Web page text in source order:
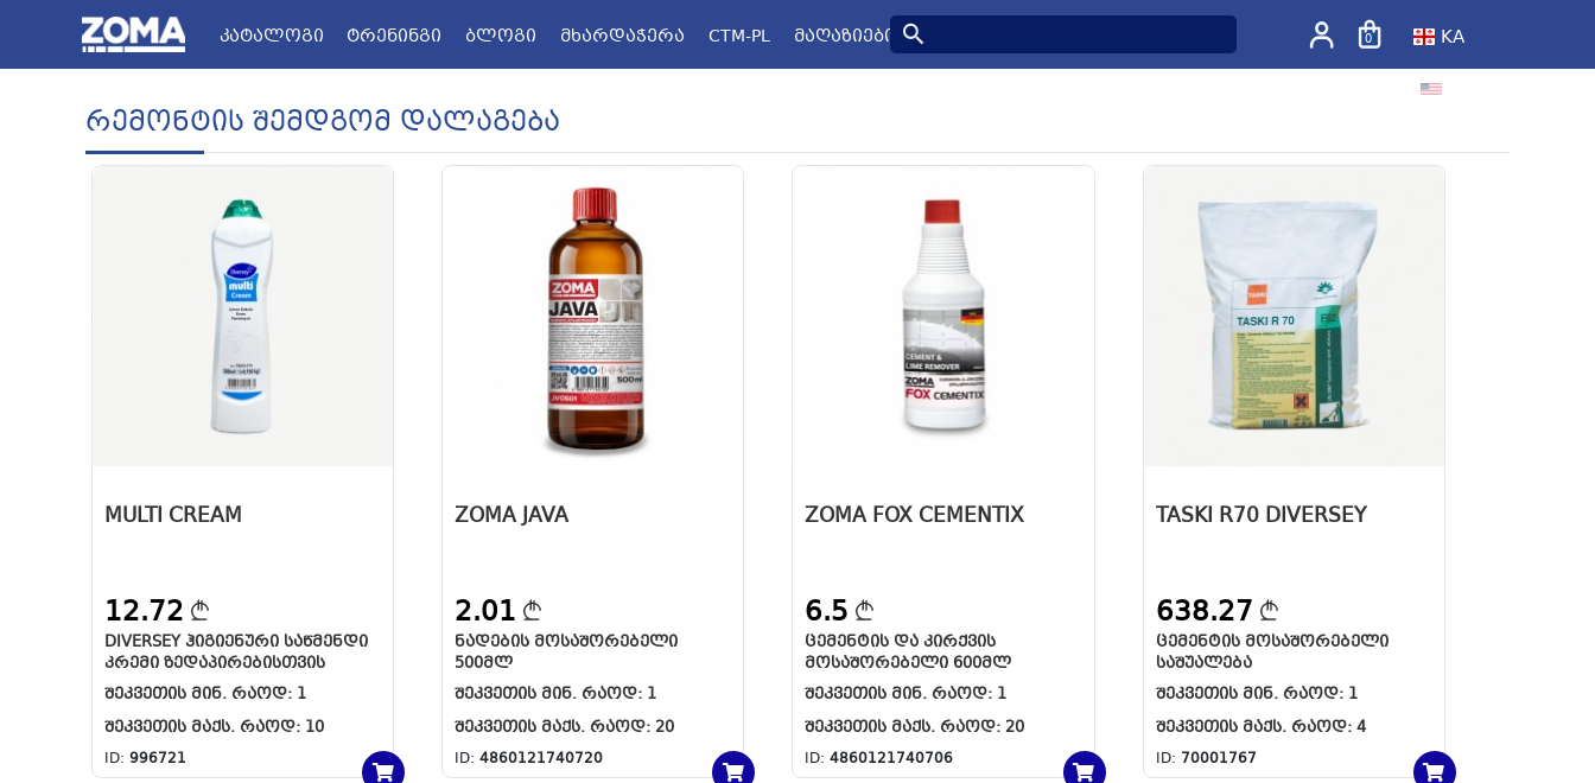
ZOMA.GE
კატალოგი ᲢᲠᲔᲜᲘᲜᲒᲘ ᲑᲚᲝᲒᲘ ᲛᲮᲐᲠᲓᲐᲭᲔᲠᲐ CTM-PL ᲛᲐᲦᲐᲖᲘᲔᲑᲘ 0
KA
Რემონტის Შემდგომ Დალაგება
MULTI CREAM
12.72
DIVERSEY ᲰᲘᲒᲘᲔᲜᲣᲠᲘ ᲡᲐᲬᲛᲔᲜᲓᲘ
ᲙᲠᲔᲛᲘ ᲖᲔᲓᲐᲞᲘᲠᲔᲑᲘᲡᲗᲕᲘᲡ
ᲨᲔᲙᲕᲔᲗᲘᲡ ᲛᲘᲜ. ᲠᲐᲝᲓ: 1
ᲨᲔᲙᲕᲔᲗᲘᲡ ᲛᲐᲥᲡ. ᲠᲐᲝᲓ: 10
ID: 996721
ZOMA JAVA
2.01
ᲜᲐᲓᲔᲑᲘᲡ ᲛᲝᲡᲐᲨᲝᲠᲔᲑᲔᲚᲘ
500ᲛᲚ
ᲨᲔᲙᲕᲔᲗᲘᲡ ᲛᲘᲜ. ᲠᲐᲝᲓ: 1
ᲨᲔᲙᲕᲔᲗᲘᲡ ᲛᲐᲥᲡ. ᲠᲐᲝᲓ: 20
ID:4860121740720
ZOMA FOX CEMENTIX
6.5
ᲪᲔᲛᲔᲜᲢᲘᲡ ᲓᲐ ᲙᲘᲠᲥᲕᲘᲡ
ᲛᲝᲡᲐᲨᲝᲠᲔᲑᲔᲚᲘ 600ᲛᲚ
ᲨᲔᲙᲕᲔᲗᲘᲡ ᲛᲘᲜ. ᲠᲐᲝᲓ: 1
ᲨᲔᲙᲕᲔᲗᲘᲡ ᲛᲐᲥᲡ. ᲠᲐᲝᲓ: 20
ID:4860121740706
TASKI R70 DIVERSEY
638.27
ᲪᲔᲛᲔᲜᲢᲘᲡ ᲛᲝᲡᲐᲨᲝᲠᲔᲑᲔᲚᲘ
ᲡᲐᲨᲣᲐᲚᲔᲑᲐ
ᲨᲔᲙᲕᲔᲗᲘᲡ ᲛᲘᲜ. ᲠᲐᲝᲓ: 1
ᲨᲔᲙᲕᲔᲗᲘᲡ ᲛᲐᲥᲡ. ᲠᲐᲝᲓ: 4
ID: 70001767